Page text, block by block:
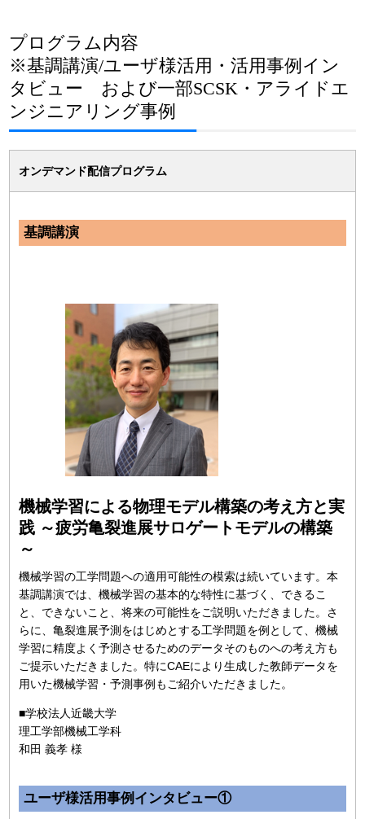
プログラム内容
※基調講演/ユーザ様活用・活用事例イン
タビュー および一部SCSK・アライドエ
ンジニアリング事例
オンデマンド配信プログラム
基調講演
機械学習による物理モデル構築の考え方と実
践 ～疲労亀裂進展サロゲートモデルの構築
～
機械学習の工学問題への適用可能性の模索は続いています。本
基調講演では、機械学習の基本的な特性に基づく、できるこ
と、できないこと、将来の可能性をご説明いただきました。さ
らに、亀裂進展予測をはじめとする工学問題を例として、機械
学習に精度よく予測させるためのデータそのものへの考え方も
ご提示いただきました。特にCAEにより生成した教師データを
用いた機械学習・予測事例もご紹介いただきました。
■学校法人近畿大学
理工学部機械工学科
和田 義孝 様
ユーザ様活用事例インタビュー①